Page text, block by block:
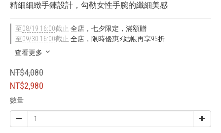
精細細緻手鍊設計，勾勒女性手腕的纖細美感
至08/19 16:00截止 全店，七夕限定，滿額贈
至09/30 16:00截止 全店，限時優惠⚡結帳再享95折
查看更多
NT$4,080
NT$2,980
數量